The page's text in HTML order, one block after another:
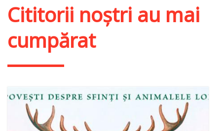
Cititorii noștri au mai
cumpărat